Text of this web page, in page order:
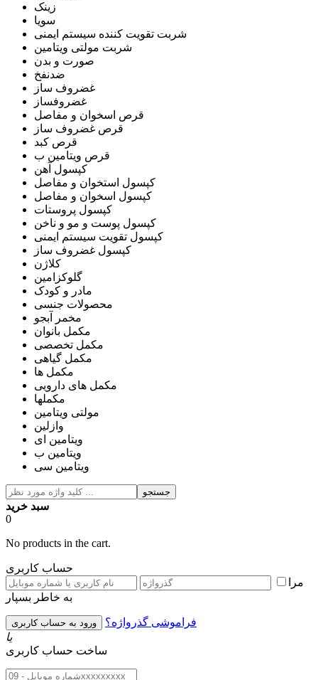
زینک
سویا
شربت تقویت کننده سیستم ایمنی
شربت مولتی ویتامین
صورت و بدن
ضدنفخ
غضروف ساز
غضروفساز
قرص اسخوان و مفاصل
قرص غضروف ساز
قرص کبد
قرص ویتامین ب
کپسول آهن
کپسول استخوان و مفاصل
کپسول اسخوان و مفاصل
کپسول پروستات
کپسول پوست و مو و ناخن
کپسول تقویت سیستم ایمنی
کپسول غضروف ساز
کلاژن
گلوکزامین
مادر و کودک
محصولات جنسی
مخمر آبجو
مکمل بانوان
مکمل تخصصی
مکمل گیاهی
مکمل ها
مکمل های دارویی
مکملها
مولتی ویتامین
وازلین
ویتامین ای
ویتامین ب
ویتامین سی
جستجو
سبد خرید
0
No products in the cart.
حساب کاربری
مرا
به خاطر بسپار
فراموشی گذرواژه؟
یا
ساخت حساب کاربری